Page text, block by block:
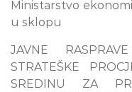
Ministarstvo
u sklopu
JAVNE
STRATEŠKE
SREDINU ZA